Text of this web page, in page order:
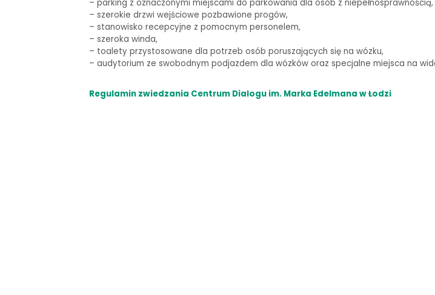
– parking z oznaczonymi miejscami do parkowania dla osób z niepełnosprawnością,
– szerokie drzwi wejściowe pozbawione progów,
– stanowisko recepcyjne z pomocnym personelem,
– szeroka winda,
– toalety przystosowane dla potrzeb osób poruszających się na wózku,
– audytorium ze swobodnym podjazdem dla wózków oraz specjalne miejsca na
Regulamin zwiedzania Centrum Dialogu im. Marka Edelmana w Łodzi